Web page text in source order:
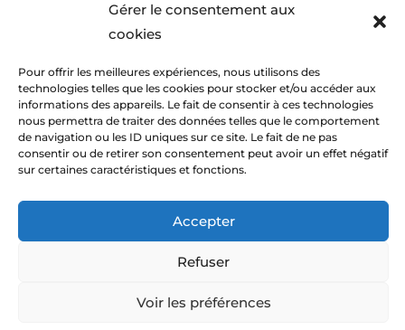
Gérer le consentement aux
cookies
Pour offrir les meilleures expériences, nous utilisons des
technologies telles que les cookies pour stocker et/ou accéder aux
informations des appareils. Le fait de consentir à ces technologies
nous permettra de traiter des données telles que le comportement
de navigation ou les ID uniques sur ce site. Le fait de ne pas
consentir ou de retirer son consentement peut avoir un effet négatif
sur certaines caractéristiques et fonctions.
Accepter
Refuser
Voir les préférences
Cliquez pour accepter les cookies marketing et activer ce
Mentions légales|CGV